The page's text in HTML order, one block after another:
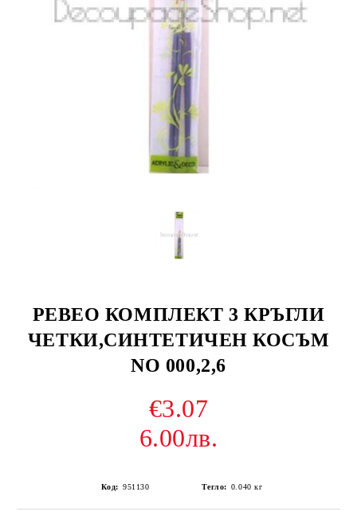
PEBEO КОМПЛЕКТ 3 КРЪГЛИ
ЧЕТКИ,СИНТЕТИЧЕН КОСЪМ
NO 000,2,6
€3.07
6.00лв.
Код: 951130 Тегло: 0.040 кг